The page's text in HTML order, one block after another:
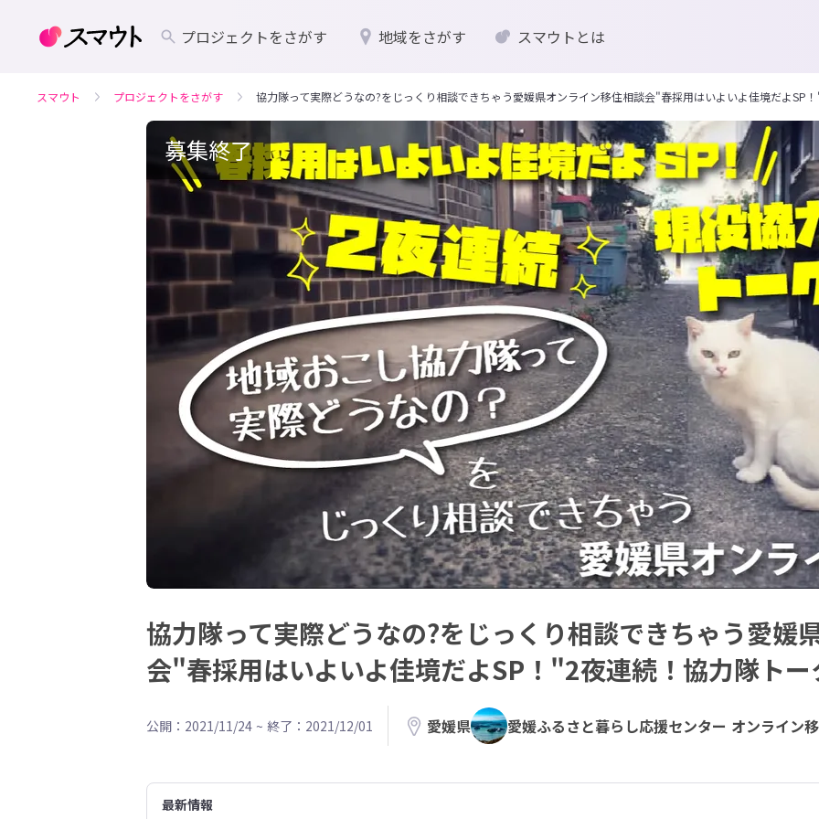
プロジェクトをさがす 地域をさがす スマウトとは
スマウト プロジェクトをさがす 協力隊って実際どうなの?をじっくり相談できちゃう愛媛県オンライン移住相談会"春採用はいよいよ佳境だよSP
募集終了
協力隊って実際どうなの?をじっくり相談できちゃう愛媛
会"春採用はいよいよ佳境だよSP！"2夜連続！協力隊トー
公開：2021/11/24 ~ 終了：2021/12/01 愛媛県 愛媛ふるさと暮らし応援センター オンライン
最新情報